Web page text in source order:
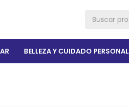
BELLEZA Y CUIDADO PERSONAL